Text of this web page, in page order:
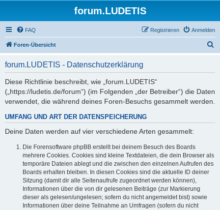
forum.LUDETIS
FAQ Anmelden
Registrieren
Foren-Übersicht
forum.LUDETIS - Datenschutzerklärung
Diese Richtlinie beschreibt, wie „forum.LUDETIS“
(„https://ludetis.de/forum“) (im Folgenden „der Betreiber“) die Daten
verwendet, die während deines Foren-Besuchs gesammelt werden.
UMFANG UND ART DER DATENSPEICHERUNG
Deine Daten werden auf vier verschiedene Arten gesammelt:
Die Forensoftware phpBB erstellt bei deinem Besuch des Boards
mehrere Cookies. Cookies sind kleine Textdateien, die dein Browser als
temporäre Dateien ablegt und die zwischen den einzelnen Aufrufen des
Boards erhalten bleiben. In diesen Cookies sind die aktuelle ID deiner
Sitzung (damit dir alle Seitenaufrufe zugeordnet werden können),
Informationen über die von dir gelesenen Beiträge (zur Markierung
dieser als gelesen/ungelesen; sofern du nicht angemeldet bist) sowie
Informationen über deine Teilnahme an Umfragen (sofern du nicht